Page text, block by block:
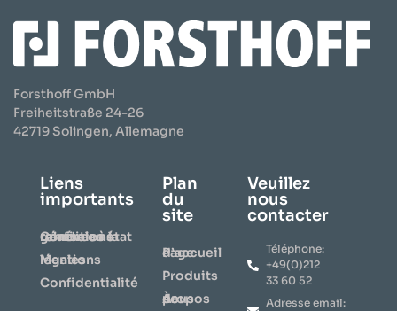
Forsthoff GmbH
Freiheitstraße 24-26
42719 Solingen, Allemagne
Liens
importants
Conditions générales relatives à la remise en état
Mentions légales
Confidentialité
Plan
du
site
Page d’accueil
Produits
À propos de nous
Veuillez
nous
contacter
Téléphone:
+49(0)212
33 60 52
Adresse email: